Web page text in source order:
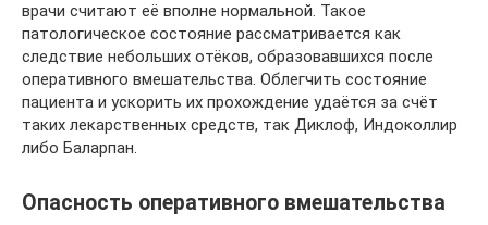
врачи считают её вполне нормальной. Такое
патологическое состояние рассматривается как
следствие небольших отёков, образовавшихся после
оперативного вмешательства. Облегчить состояние
пациента и ускорить их прохождение удаётся за счёт
таких лекарственных средств, так Диклоф, Индоколлир
либо Баларпан.
Опасность оперативного вмешательства